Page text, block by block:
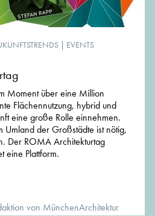
| EVENTS
Moment über eine Million
Flächennutzung, hybrid und
eine große Rolle einnehmen.
Umland der Großstädte ist nötig,
Der ROMA Architekturtag
eine Plattform.
von MünchenArchitektur